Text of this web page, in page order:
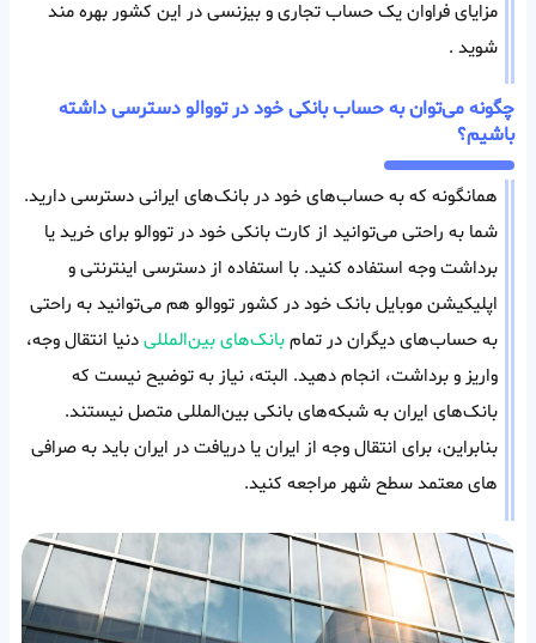
مزایای فراوان یک حساب تجاری و بیزنسی در این کشور بهره مند
شوید .
چگونه می‌توان به حساب بانکی خود در تووالو دسترسی داشته
باشیم؟
همانگونه که به حساب‌های خود در بانک‌های ایرانی دسترسی دارید.
شما به راحتی می‌توانید از کارت بانکی خود در تووالو برای خرید یا
برداشت وجه استفاده کنید. با استفاده از دسترسی اینترنتی و
اپلیکیشن موبایل بانک خود در کشور تووالو هم می‌توانید به راحتی
به حساب‌های دیگران در تمامبانک‌های بین‌المللیدنیا انتقال وجه،
واریز و برداشت، انجام دهید. البته، نیاز به توضیح نیست که
بانک‌های ایران به شبکه‌های بانکی بین‌المللی متصل نیستند.
بنابراین، برای انتقال وجه از ایران یا دریافت در ایران باید به صرافی
های معتمد سطح شهر مراجعه کنید.